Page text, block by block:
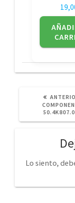
Lo siento,